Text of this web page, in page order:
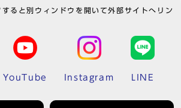
ると別ウィンドウを開いて外部サイトへリン
YouTube Instagram LINE